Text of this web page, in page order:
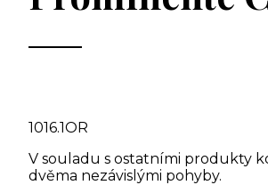
1016.1OR
V souladu s ostatními produkty
dvěma nezávislými pohyby.